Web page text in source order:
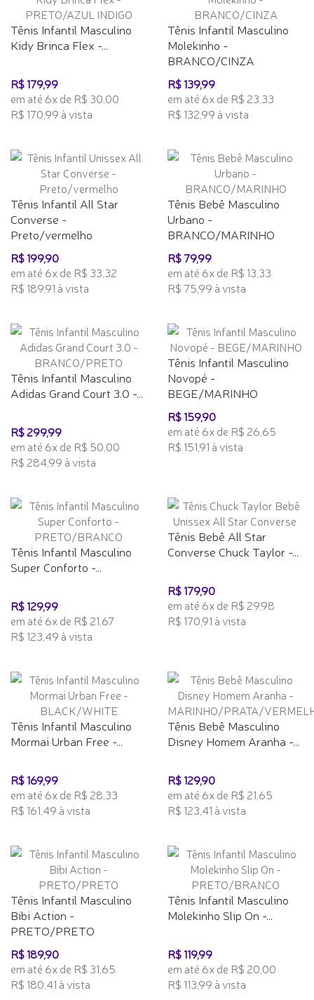
Tênis Infantil Masculino
Kidy Brinca Flex -...
R$ 179,99
em até 6x de R$ 30,00
R$ 170,99 à vista
Tênis Infantil Masculino
Molekinho -
BRANCO/CINZA
R$ 139,99
em até 6x de R$ 23,33
R$ 132,99 à vista
Tênis Infantil All Star
Converse -
Preto/vermelho
R$ 199,90
em até 6x de R$ 33,32
R$ 189,91 à vista
Tênis Bebê Masculino
Urbano -
BRANCO/MARINHO
R$ 79,99
em até 6x de R$ 13,33
R$ 75,99 à vista
Tênis Infantil Masculino
Adidas Grand Court 3.0 -...
R$ 299,99
em até 6x de R$ 50,00
R$ 284,99 à vista
Tênis Infantil Masculino
Novopé -
BEGE/MARINHO
R$ 159,90
em até 6x de R$ 26,65
R$ 151,91 à vista
Tênis Infantil Masculino
Super Conforto -...
R$ 129,99
em até 6x de R$ 21,67
R$ 123,49 à vista
Tênis Bebê All Star
Converse Chuck Taylor -...
R$ 179,90
em até 6x de R$ 29,98
R$ 170,91 à vista
Tênis Infantil Masculino
Mormai Urban Free -...
R$ 169,99
em até 6x de R$ 28,33
R$ 161,49 à vista
Tênis Bebê Masculino
Disney Homem Aranha -...
R$ 129,90
em até 6x de R$ 21,65
R$ 123,41 à vista
Tênis Infantil Masculino
Bibi Action -
PRETO/PRETO
R$ 189,90
em até 6x de R$ 31,65
R$ 180,41 à vista
Tênis Infantil Masculino
Molekinho Slip On -...
R$ 119,99
em até 6x de R$ 20,00
R$ 113,99 à vista